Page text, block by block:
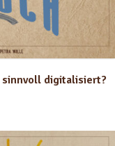
digitalisiert?